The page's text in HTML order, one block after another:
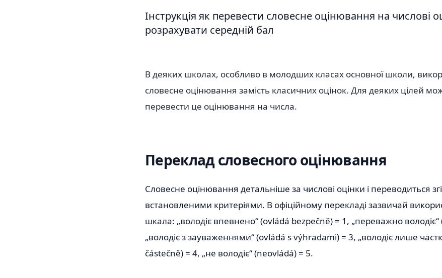
Інструкція як перевести словесне оцінювання на числові
розрахувати середній бал
В деяких школах, особливо в молодших класах основної школи,
словесне оцінювання замість класичних оцінок. Для деяких цілей
перевести це оцінювання на числа.
Переклад словесного оцінювання
Словесне оцінювання детальніше за числові оцінки і переводиться
встановленими критеріями. В офіційному перекладі зазвичай
шкала: „володіє впевнено“ (ovládá bezpečně) = 1, „переважно
„володіє з зауваженнями“ (ovládá s výhradami) = 3, „володіє лише
částečně) = 4, „не володіє“ (neovládá) = 5.